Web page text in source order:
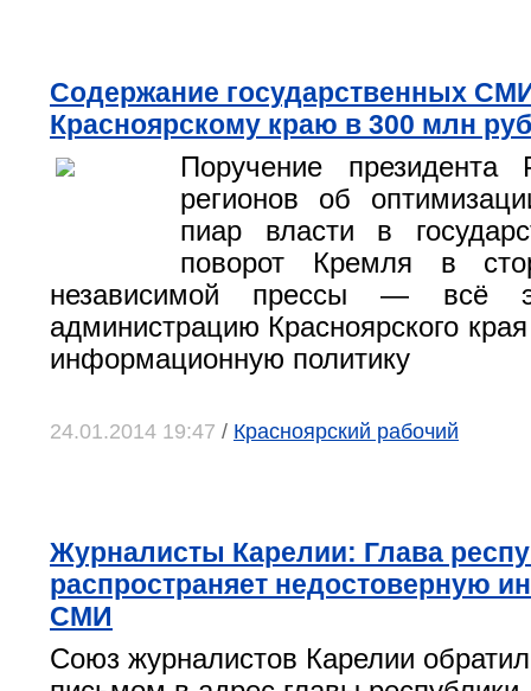
Содержание государственных
Красноярскому краю в 300 млн
Поручение президента
регионов об
пиар власти в
поворот Кремля в
независимой прессы — всё
администрацию Красноярского
информационную политику
24.01.2014 19:47 / Красноярский рабочий
Журналисты Карелии: Глава
распространяет недостоверную
СМИ
Союз журналистов Карелии